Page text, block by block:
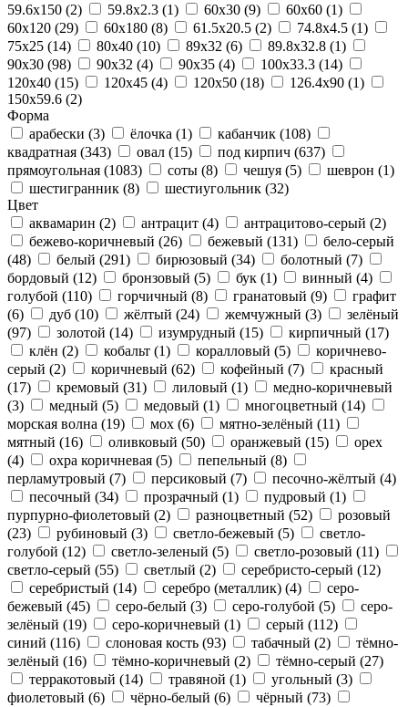
59.6x150 (2) 59.8x2.3 (1) 60x30 (9) 60x60 (1)
60x120 (29) 60x180 (8) 61.5x20.5 (2) 74.8x4.5 (1)
75x25 (14) 80x40 (10) 89x32 (6) 89.8x32.8 (1)
90x30 (98) 90x32 (4) 90x35 (4) 100x33.3 (14)
120x40 (15) 120x45 (4) 120x50 (18) 126.4x90 (1)
150x59.6 (2)
Форма
арабески (3) ёлочка (1) кабанчик (108)
квадратная (343) овал (15) под кирпич (637)
прямоугольная (1083) соты (8) чешуя (5) шеврон (1)
шестигранник (8) шестиугольник (32)
Цвет
аквамарин (2) антрацит (4) антрацитово-серый (2)
бежево-коричневый (26) бежевый (131)
бело-серый
(48)
белый (291) бирюзовый (34) болотный (7)
бордовый (12) бронзовый (5) бук (1) винный (4)
голубой (110) горчичный (8) гранатовый (9)
графит
(6)
дуб (10) жёлтый (24) жемчужный (3)
зелёный
(97)
золотой (14) изумрудный (15) кирпичный (17)
клён (2) кобальт (1) коралловый (5)
коричнево-
серый (2) коричневый (62) кофейный (7)
красный
(17)
кремовый (31) лиловый (1)
медно-коричневый
(3)
медный (5) медовый (1) многоцветный (14)
морская волна (19) мох (6) мятно-зелёный (11)
мятный (16) оливковый (50) оранжевый (15)
орех
(4)
охра коричневая (5) пепельный (8)
перламутровый (7) персиковый (7) песочно-жёлтый (4)
песочный (34) прозрачный (1) пудровый (1)
пурпурно-фиолетовый (2) разноцветный (52)
розовый
(23)
рубиновый (3) светло-бежевый (5)
светло-
голубой (12) светло-зеленый (5) светло-розовый (11)
светло-серый (55) светлый (2) серебристо-серый (12)
серебристый (14) серебро (металлик) (4)
серо-
бежевый (45) серо-белый (3) серо-голубой (5)
серо-
зелёный (19) серо-коричневый (1) серый (112)
синий (116) слоновая кость (93) табачный (2)
тёмно-
зелёный (16) тёмно-коричневый (2) тёмно-серый (27)
терракотовый (14) травяной (1) угольный (3)
фиолетовый (6) чёрно-белый (6) чёрный (73)